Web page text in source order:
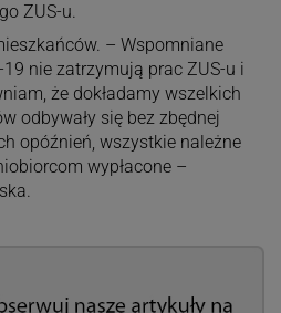
ZUS-u.
– Wspomniane
nie zatrzymują prac ZUS-u i
że dokładamy wszelkich
odbywały się bez zbędnej
opóźnień, wszystkie należne
wypłacone –